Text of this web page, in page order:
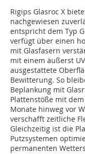
Rigips Glasroc X
nachgewiesen
entspricht dem Typ
verfügt über einen
mit Glasfasern
mit einem äußerst
ausgestattete
Bewitterung. So
Beplankung mit
Plattenstöße mit
Monate hinweg vor
verschafft zeitliche
Gleichzeitig ist die
Putzsystemen
permanenten